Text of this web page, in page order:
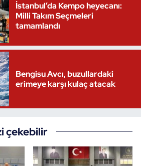
İstanbul’da Kempo heyecanı:
Milli Takım Seçmeleri
tamamlandı
Bengisu Avcı, buzullardaki
erimeye karşı kulaç atacak
çekebilir
Fitness